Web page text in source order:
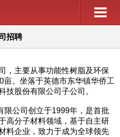
招聘
，主要从事功能性树脂及环保
。坐落于英德市东华镇华侨工
技股份有限公司子公司。
限公司创立于1999年，是首批
高分子材料领域，基于自主研
料企业，致力于成为全球领先